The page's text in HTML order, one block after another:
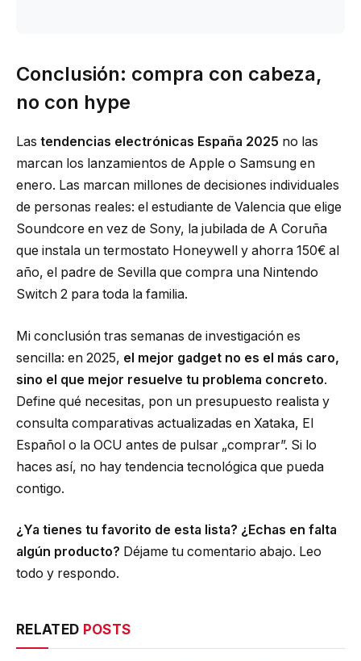
Conclusión: compra con cabeza,
no con hype
Las tendencias electrónicas España 2025 no las
marcan los lanzamientos de Apple o Samsung en
enero. Las marcan millones de decisiones individuales
de personas reales: el estudiante de Valencia que elige
Soundcore en vez de Sony, la jubilada de A Coruña
que instala un termostato Honeywell y ahorra 150€ al
año, el padre de Sevilla que compra una Nintendo
Switch 2 para toda la familia.
Mi conclusión tras semanas de investigación es
sencilla: en 2025, el mejor gadget no es el más caro,
sino el que mejor resuelve tu problema concreto.
Define qué necesitas, pon un presupuesto realista y
consulta comparativas actualizadas en Xataka, El
Español o la OCU antes de pulsar „comprar”. Si lo
haces así, no hay tendencia tecnológica que pueda
contigo.
¿Ya tienes tu favorito de esta lista? ¿Echas en falta
algún producto? Déjame tu comentario abajo. Leo
todo y respondo.
RELATED POSTS